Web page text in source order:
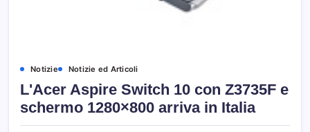
Notizie Notizie ed Articoli
L'Acer Aspire Switch 10 con Z3735F e
schermo 1280×800 arriva in Italia